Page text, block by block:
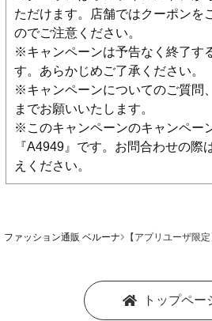
ファッション通販 ベルーナ 【アプリユーザ限
ただけます。店舗ではクーポンを
のでご注意ください。
※キャンペーンは予告なく終了す
す。あらかじめご了承ください。
※キャンペーンについてのご質問
までお願いいたします。
※このキャンペーンのキャンペー
『A4949』です。お問合わせの際
えください。
トップペー